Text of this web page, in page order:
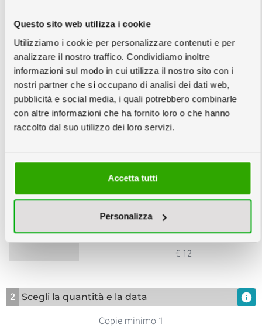
Questo sito web utilizza i cookie
Utilizziamo i cookie per personalizzare contenuti e per
analizzare il nostro traffico. Condividiamo inoltre
informazioni sul modo in cui utilizza il nostro sito con i
nostri partner che si occupano di analisi dei dati web,
pubblicità e social media, i quali potrebbero combinarle
con altre informazioni che ha fornito loro o che hanno
raccolto dal suo utilizzo dei loro servizi.
Accetta tutti
Personalizza
Nessuna
Sagomatura
Semplice
Complessa
Piede di sostegno:
info
€ 12
2 Scegli la quantità e la data info
Copie minimo 1